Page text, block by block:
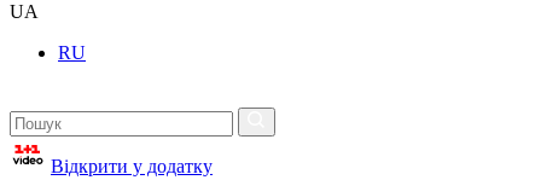
UA
RU
Відкрити у додатку